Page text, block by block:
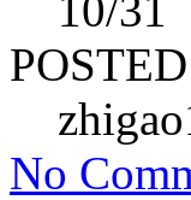
No